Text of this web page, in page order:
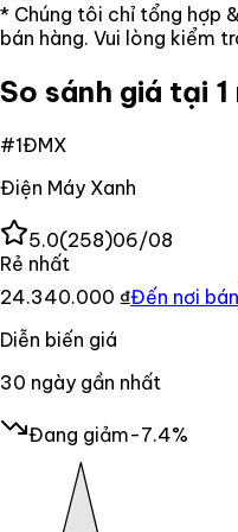
* Chúng tôi chỉ tổng hợp
bán hàng. Vui lòng kiểm
So sánh giá tại 1
#1ĐMX
Điện Máy Xanh
5.0(258)06/08
Rẻ nhất
24.340.000 ₫Đến nơi bán
Diễn biến giá
30 ngày gần nhất
Đang giảm-7.4%